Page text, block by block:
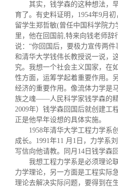
其实，钱学森的这种想法，
育了。有史料证明，1954年9月
留学生郑哲敏(曾任中国科学院
里，他在回国前,特来向钱老师辞
说：“你回国后，要极力宣传两
和清华大学钱伟长教授说一说，
究。我想一个社会主义国家，在
性方面，运筹学起着重要作用。
经济的重要作用。像流体力学
族之魂——人民科学家钱学森的
2009年）钱学森回国后就创建工
正是他早年设想的具体实施。
1958年清华大学工程力学系
成长。1991年11 月1日，力学系
写信向他请教。同月14日钱学森
我想工程力学系是必须理论
力学理论，另一方面是工程实际
理论去解决实际问题，要得到在